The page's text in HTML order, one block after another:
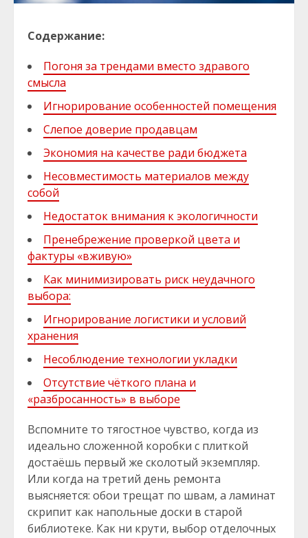
Содержание:
Погоня за трендами вместо здравого
смысла
Игнорирование особенностей помещения
Слепое доверие продавцам
Экономия на качестве ради бюджета
Несовместимость материалов между
собой
Недостаток внимания к экологичности
Пренебрежение проверкой цвета и
фактуры «вживую»
Как минимизировать риск неудачного
выбора:
Игнорирование логистики и условий
хранения
Несоблюдение технологии укладки
Отсутствие чёткого плана и
«разбросанность» в выборе
Вспомните то тягостное чувство, когда из
идеально сложенной коробки с плиткой
достаёшь первый же сколотый экземпляр.
Или когда на третий день ремонта
выясняется: обои трещат по швам, а ламинат
скрипит как напольные доски в старой
библиотеке. Как ни крути, выбор отделочных